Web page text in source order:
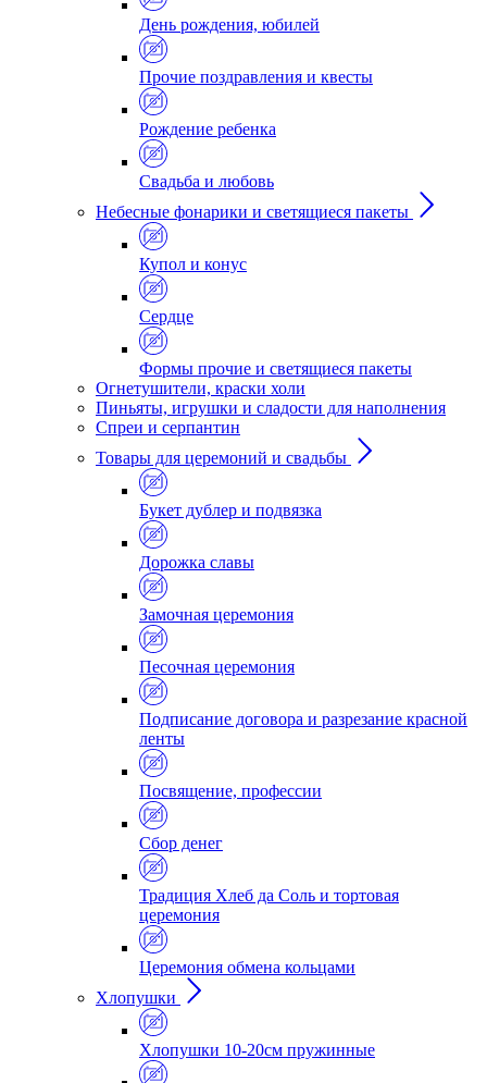
День рождения, юбилей
Прочие поздравления и квесты
Рождение ребенка
Свадьба и любовь
Небесные фонарики и светящиеся пакеты
Купол и конус
Сердце
Формы прочие и светящиеся пакеты
Огнетушители, краски холи
Пиньяты, игрушки и сладости для наполнения
Спреи и серпантин
Товары для церемоний и свадьбы
Букет дублер и подвязка
Дорожка славы
Замочная церемония
Песочная церемония
Подписание договора и разрезание красной
ленты
Посвящение, профессии
Сбор денег
Традиция Хлеб да Соль и тортовая
церемония
Церемония обмена кольцами
Хлопушки
Хлопушки 10-20см пружинные